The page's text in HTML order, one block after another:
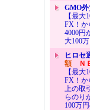
GMO外
【最
FX！か
4000円
大100
ヒロセ
額ＮＥ
【最
FX！か
上の
らのり
100万